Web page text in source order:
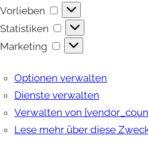
Vorlieben
Vorlieben
Statistiken
Statistiken
Marketing
Marketing
Optionen verwalten
Dienste verwalten
Verwalten von
Lese mehr über diese